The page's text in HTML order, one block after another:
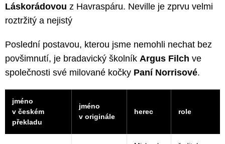
Láskorádovou z Havraspáru. Neville je zprvu velmi
roztržitý a nejistý
Poslední postavou, kterou jsme nemohli nechat bez
povšimnutí, je bradavický školník Argus Filch ve
společnosti své milované kočky Paní Norrisové.
jméno
v českém
překladu
jméno
v originále
herec role